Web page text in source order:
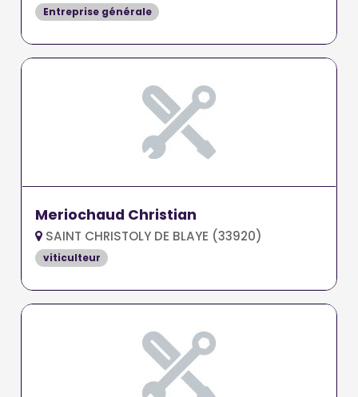
Entreprise générale
Meriochaud Christian
SAINT CHRISTOLY DE BLAYE (33920)
viticulteur